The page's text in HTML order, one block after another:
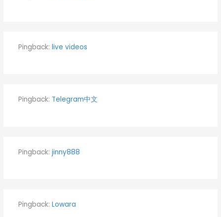
Pingback: live videos
Pingback: Telegram中文
Pingback: jinny888
Pingback: Lowara